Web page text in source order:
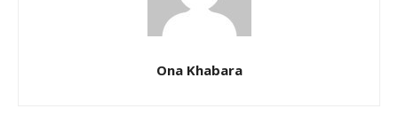
Ona Khabara